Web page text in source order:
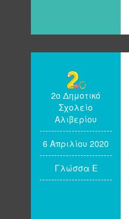
2ο Δημοτικό
Σχολείο
Αλιβερίου
6 Απριλίου 2020
Γλώσσα Ε